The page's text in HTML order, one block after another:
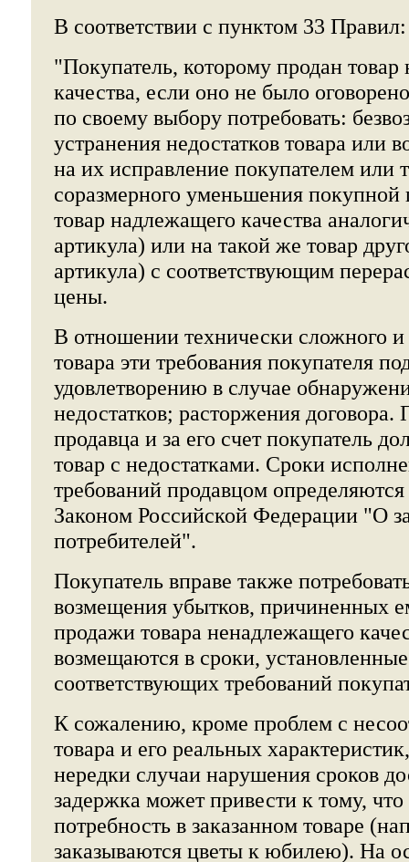
В соответствии с пунктом 33 Правил:
"Покупатель, которому продан
качества, если оно не было
по своему выбору потребовать:
устранения недостатков товара или
на их исправление покупателем или
соразмерного уменьшения
товар надлежащего качества
артикула) или на такой же товар
артикула) с соответствующим
цены.
В отношении технически сложного и
товара эти требования покупателя
удовлетворению в случае
недостатков; расторжения
продавца и за его счет покупатель
товар с недостатками. Сроки
требований продавцом определяются
Законом Российской Федерации "О
потребителей".
Покупатель вправе также
возмещения убытков, причиненных
продажи товара ненадлежащего
возмещаются в сроки,
соответствующих требований
К сожалению, кроме проблем с
товара и его реальных
нередки случаи нарушения сроков
задержка может привести к тому,
потребность в заказанном товаре
заказываются цветы к юбилею). На